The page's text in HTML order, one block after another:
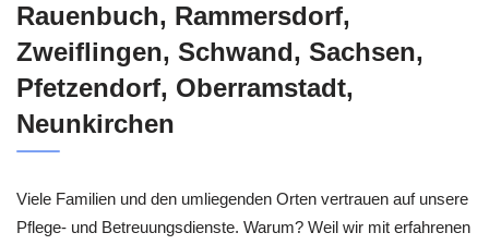
Rauenbuch, Rammersdorf,
Zweiflingen, Schwand, Sachsen,
Pfetzendorf, Oberramstadt,
Neunkirchen
Viele Familien und den umliegenden Orten vertrauen auf unsere
Pflege- und Betreuungsdienste. Warum? Weil wir mit erfahrenen